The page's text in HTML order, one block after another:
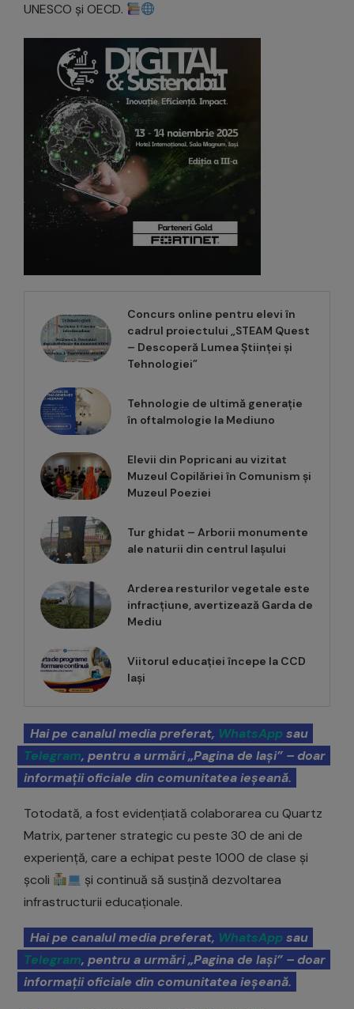
UNESCO și OECD.
Concurs online pentru elevi în
cadrul proiectului „STEAM Quest
– Descoperă Lumea Științei și
Tehnologiei”
Tehnologie de ultimă generație
în oftalmologie la Mediuno
Elevii din Popricani au vizitat
Muzeul Copilăriei în Comunism și
Muzeul Poeziei
Tur ghidat – Arborii monumente
ale naturii din centrul Iașului
Arderea resturilor vegetale este
infracțiune, avertizează Garda de
Mediu
Viitorul educației începe la CCD
Iași
Hai pe canalul media preferat, WhatsAppsau
Telegram, pentru a urmări „Pagina de Iași” – doar
informații oficiale din comunitatea ieșeană.
Totodată, a fost evidențiată colaborarea cu Quartz
Matrix, partener strategic cu peste 30 de ani de
experiență, care a echipat peste 1000 de clase și
școli
și continuă să susțină dezvoltarea
infrastructurii educaționale.
Hai pe canalul media preferat, WhatsAppsau
Telegram, pentru a urmări „Pagina de Iași” – doar
informații oficiale din comunitatea ieșeană.